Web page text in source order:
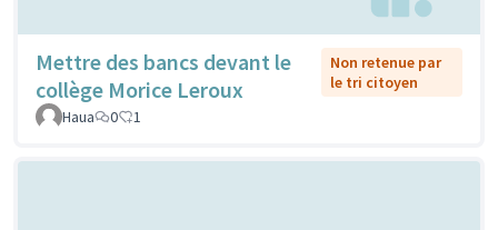
Mettre des bancs devant le
collège Morice Leroux
Non retenue par
le tri citoyen
Haua
0 1